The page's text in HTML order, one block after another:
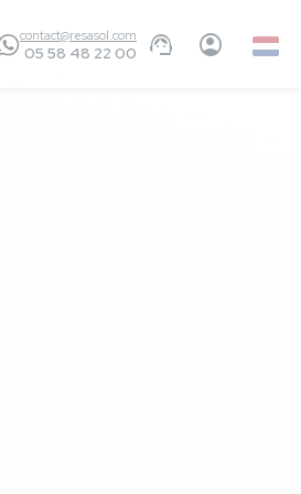
contact@resasol.com
05 58 48 22 00 Dutch